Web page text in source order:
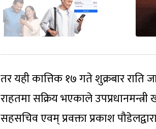
तर यही कात्तिक १७ गते शुक्रबार
राहतमा सक्रिय भएकाले
सहसचिव एवम् प्रवक्ता प्रकाश